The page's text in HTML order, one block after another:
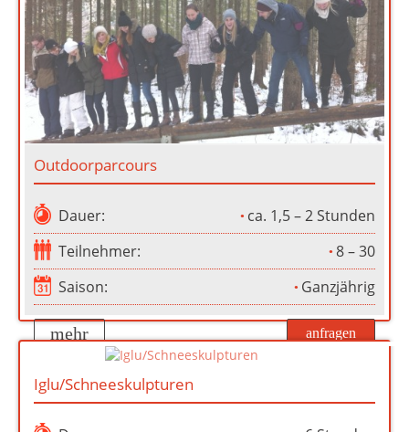
Outdoorparcours
Dauer:
ca. 1,5 – 2 Stunden
Teilnehmer:
8 – 30
Saison:
Ganzjährig
mehr anfragen
Iglu/Schneeskulpturen